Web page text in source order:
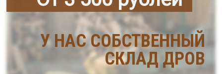
У НАС СОБСТВЕННЫЙ
СКЛАД ДРОВ